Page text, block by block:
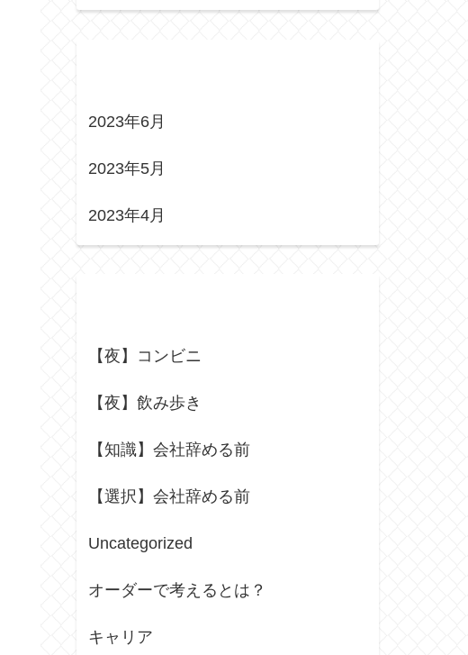
2023年6月
2023年5月
2023年4月
【夜】コンビニ
【夜】飲み歩き
【知識】会社辞める前
【選択】会社辞める前
Uncategorized
オーダーで考えるとは？
キャリア